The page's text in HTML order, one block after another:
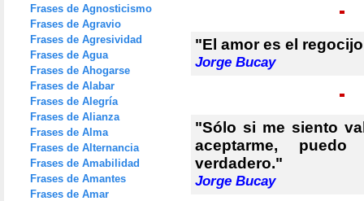
Frases de Agnosticismo
Frases de Agravio
Frases de Agresividad
Frases de Agua
Frases de Ahogarse
Frases de Alabar
Frases de Alegría
Frases de Alianza
Frases de Alma
Frases de Alternancia
Frases de Amabilidad
Frases de Amantes
Frases de Amar
"El amor es el
Jorge Bucay
"Sólo si me siento
aceptarme,
verdadero."
Jorge Bucay